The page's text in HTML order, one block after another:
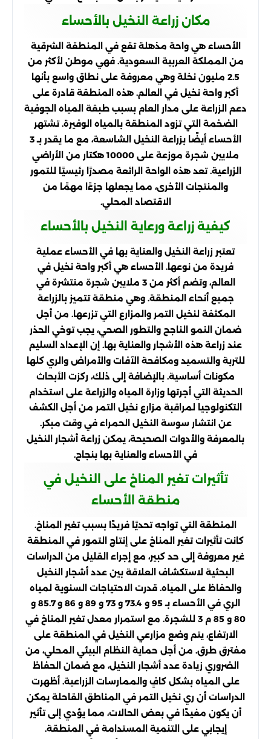
مكان زراعة النخيل بالأحساء
الأحساء هي واحة مذهلة تقع في المنطقة الشرقية
من المملكة العربية السعودية. فهي موطن لأكثر من
2.5 مليون نخلة وهي معروفة على نطاق واسع بأنها
أكبر واحة نخيل في العالم. هذه المنطقة قادرة على
دعم الزراعة على مدار العام بسبب طبقة المياه الجوفية
الضخمة التي تزود المنطقة بالمياه الوفيرة. تشتهر
الأحساء أيضًا بزراعة النخيل الشاسعة، مع ما يقدر بـ 3
ملايين شجرة موزعة على 10000 هكتار من الأراضي
الزراعية. تعد هذه الواحة الرائعة مصدرًا رئيسيًا للتمور
والمنتجات الأخرى، مما يجعلها جزءًا مهمًا من
الاقتصاد المحلي.
كيفية زراعة ورعاية النخيل بالأحساء
تعتبر زراعة النخيل والعناية بها في الأحساء عملية
فريدة من نوعها. الأحساء هي أكبر واحة نخيل في
العالم، وتضم أكثر من 3 ملايين شجرة منتشرة في
جميع أنحاء المنطقة. وهي منطقة تتميز بالزراعة
المكثفة لنخيل التمر والمزارع التي تزرعها. من أجل
ضمان النمو الناجح والتطور الصحي، يجب توخي الحذر
عند زراعة هذه الأشجار والعناية بها. إن الإعداد السليم
للتربة والتسميد ومكافحة الآفات والأمراض والري كلها
مكونات أساسية. بالإضافة إلى ذلك، ركزت الأبحاث
الحديثة التي أجرتها وزارة المياه والزراعة على استخدام
التكنولوجيا لمراقبة مزارع نخيل التمر من أجل الكشف
عن انتشار سوسة النخيل الحمراء في وقت مبكر.
بالمعرفة والأدوات الصحيحة، يمكن زراعة أشجار النخيل
في الأحساء والعناية بها بنجاح.
تأثيرات تغير المناخ على النخيل في
منطقة الأحساء
المنطقة التي تواجه تحديًا فريدًا بسبب تغير المناخ.
كانت تأثيرات تغير المناخ على إنتاج التمور في المنطقة
غير معروفة إلى حد كبير، مع إجراء القليل من الدراسات
البحثية لاستكشاف العلاقة بين عدد أشجار النخيل
والحفاظ على المياه. قدرت الاحتياجات السنوية لمياه
الري في الأحساء بـ 95 و 73.4 و 73 و 89 و 86 و 85.7 و
80 و 85 م 3 للشجرة. مع استمرار معدل تغير المناخ في
الارتفاع، يتم وضع مزارعي النخيل في المنطقة على
مفترق طرق. من أجل حماية النظام البيئي المحلي، من
الضروري زيادة عدد أشجار النخيل، مع ضمان الحفاظ
على المياه بشكل كافٍ والممارسات الزراعية. أظهرت
الدراسات أن ري نخيل التمر في المناطق القاحلة يمكن
أن يكون مفيدًا في بعض الحالات، مما يؤدي إلى تأثير
إيجابي على التنمية المستدامة في المنطقة.